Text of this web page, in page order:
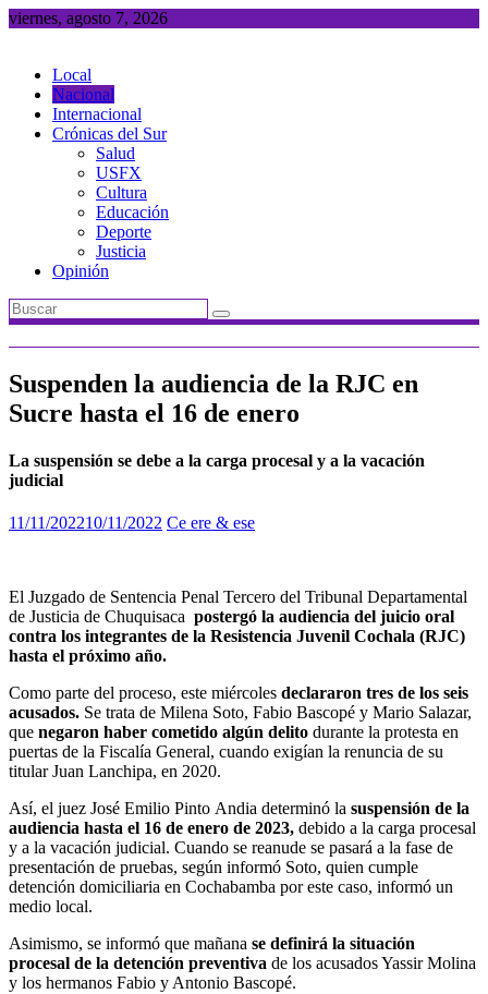
Saltar
viernes, agosto 7, 2026
Local
Nacional
Internacional
Crónicas del Sur
Salud
USFX
Cultura
Educación
Deporte
Justicia
Opinión
Suspenden la audiencia de la RJC en
Sucre hasta el 16 de enero
La suspensión se debe a la carga procesal y a la vacación
judicial
11/11/202210/11/2022 Ce ere & ese
El Juzgado de Sentencia Penal Tercero del Tribunal Departamental
de Justicia de Chuquisaca postergó la audiencia del juicio oral
contra los integrantes de la Resistencia Juvenil Cochala (RJC)
hasta el próximo año.
Como parte del proceso, este miércoles declararon tres de los seis
acusados. Se trata de Milena Soto, Fabio Bascopé y Mario Salazar,
que negaron haber cometido algún delito durante la protesta en
puertas de la Fiscalía General, cuando exigían la renuncia de su
titular Juan Lanchipa, en 2020.
Así, el juez José Emilio Pinto Andia determinó la suspensión de la
audiencia hasta el 16 de enero de 2023, debido a la carga procesal
y a la vacación judicial. Cuando se reanude se pasará a la fase de
presentación de pruebas, según informó Soto, quien cumple
detención domiciliaria en Cochabamba por este caso, informó un
medio local.
Asimismo, se informó que mañana se definirá la situación
procesal de la detención preventiva de los acusados Yassir Molina
y los hermanos Fabio y Antonio Bascopé.